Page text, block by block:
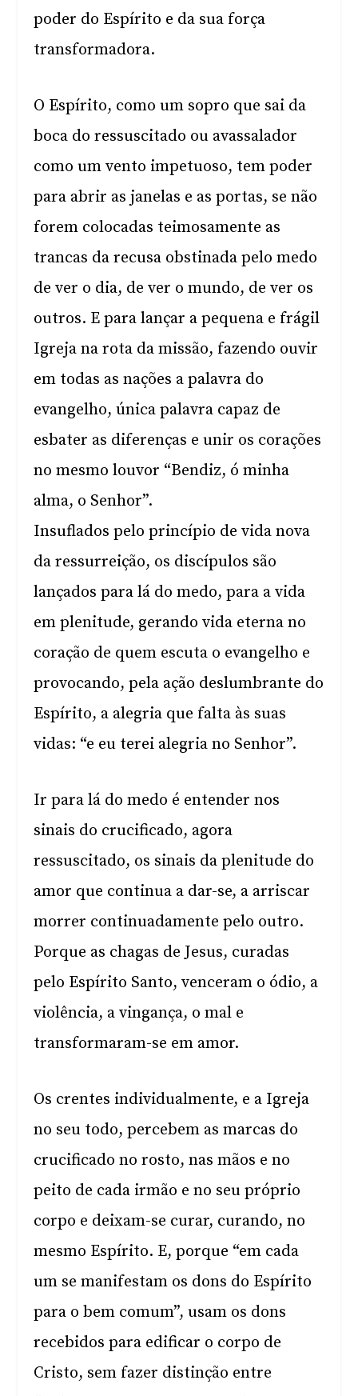
poder do Espírito e da sua força
transformadora.
O Espírito, como um sopro que sai da
boca do ressuscitado ou avassalador
como um vento impetuoso, tem poder
para abrir as janelas e as portas, se não
forem colocadas teimosamente as
trancas da recusa obstinada pelo medo
de ver o dia, de ver o mundo, de ver os
outros. E para lançar a pequena e frágil
Igreja na rota da missão, fazendo ouvir
em todas as nações a palavra do
evangelho, única palavra capaz de
esbater as diferenças e unir os corações
no mesmo louvor “Bendiz, ó minha
alma, o Senhor”.
Insuflados pelo princípio de vida nova
da ressurreição, os discípulos são
lançados para lá do medo, para a vida
em plenitude, gerando vida eterna no
coração de quem escuta o evangelho e
provocando, pela ação deslumbrante do
Espírito, a alegria que falta às suas
vidas: “e eu terei alegria no Senhor”.
Ir para lá do medo é entender nos
sinais do crucificado, agora
ressuscitado, os sinais da plenitude do
amor que continua a dar-se, a arriscar
morrer continuadamente pelo outro.
Porque as chagas de Jesus, curadas
pelo Espírito Santo, venceram o ódio, a
violência, a vingança, o mal e
transformaram-se em amor.
Os crentes individualmente, e a Igreja
no seu todo, percebem as marcas do
crucificado no rosto, nas mãos e no
peito de cada irmão e no seu próprio
corpo e deixam-se curar, curando, no
mesmo Espírito. E, porque “em cada
um se manifestam os dons do Espírito
para o bem comum”, usam os dons
recebidos para edificar o corpo de
Cristo, sem fazer distinção entre